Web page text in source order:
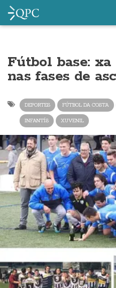
Fútbol base:
nas fases de
DEPORTES FÚTBOL DA COSTA
INFANTÍS XUVENIL